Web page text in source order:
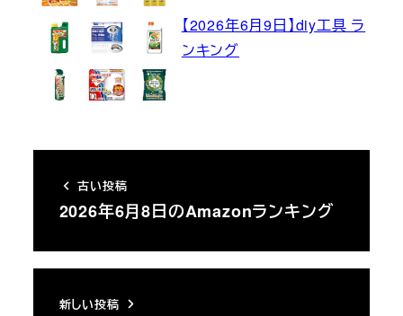
【2026年6月9日】diy工具 ラ
ンキング
古い投稿
2026年6月8日のAmazonランキング
新しい投稿